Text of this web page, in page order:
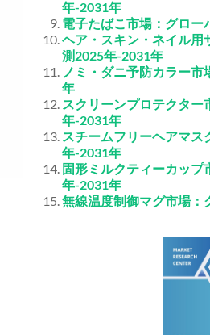
年-2031年
電子たばこ市場：グロ
ヘア・スキン・ネイル用
測2025年-2031年
ノミ・ダニ予防カラー
年
スクリーンプロテクタ
年-2031年
スチームフリーヘアマ
年-2031年
固形ミルクティーカップ
年-2031年
無線温度制御マグ市場：